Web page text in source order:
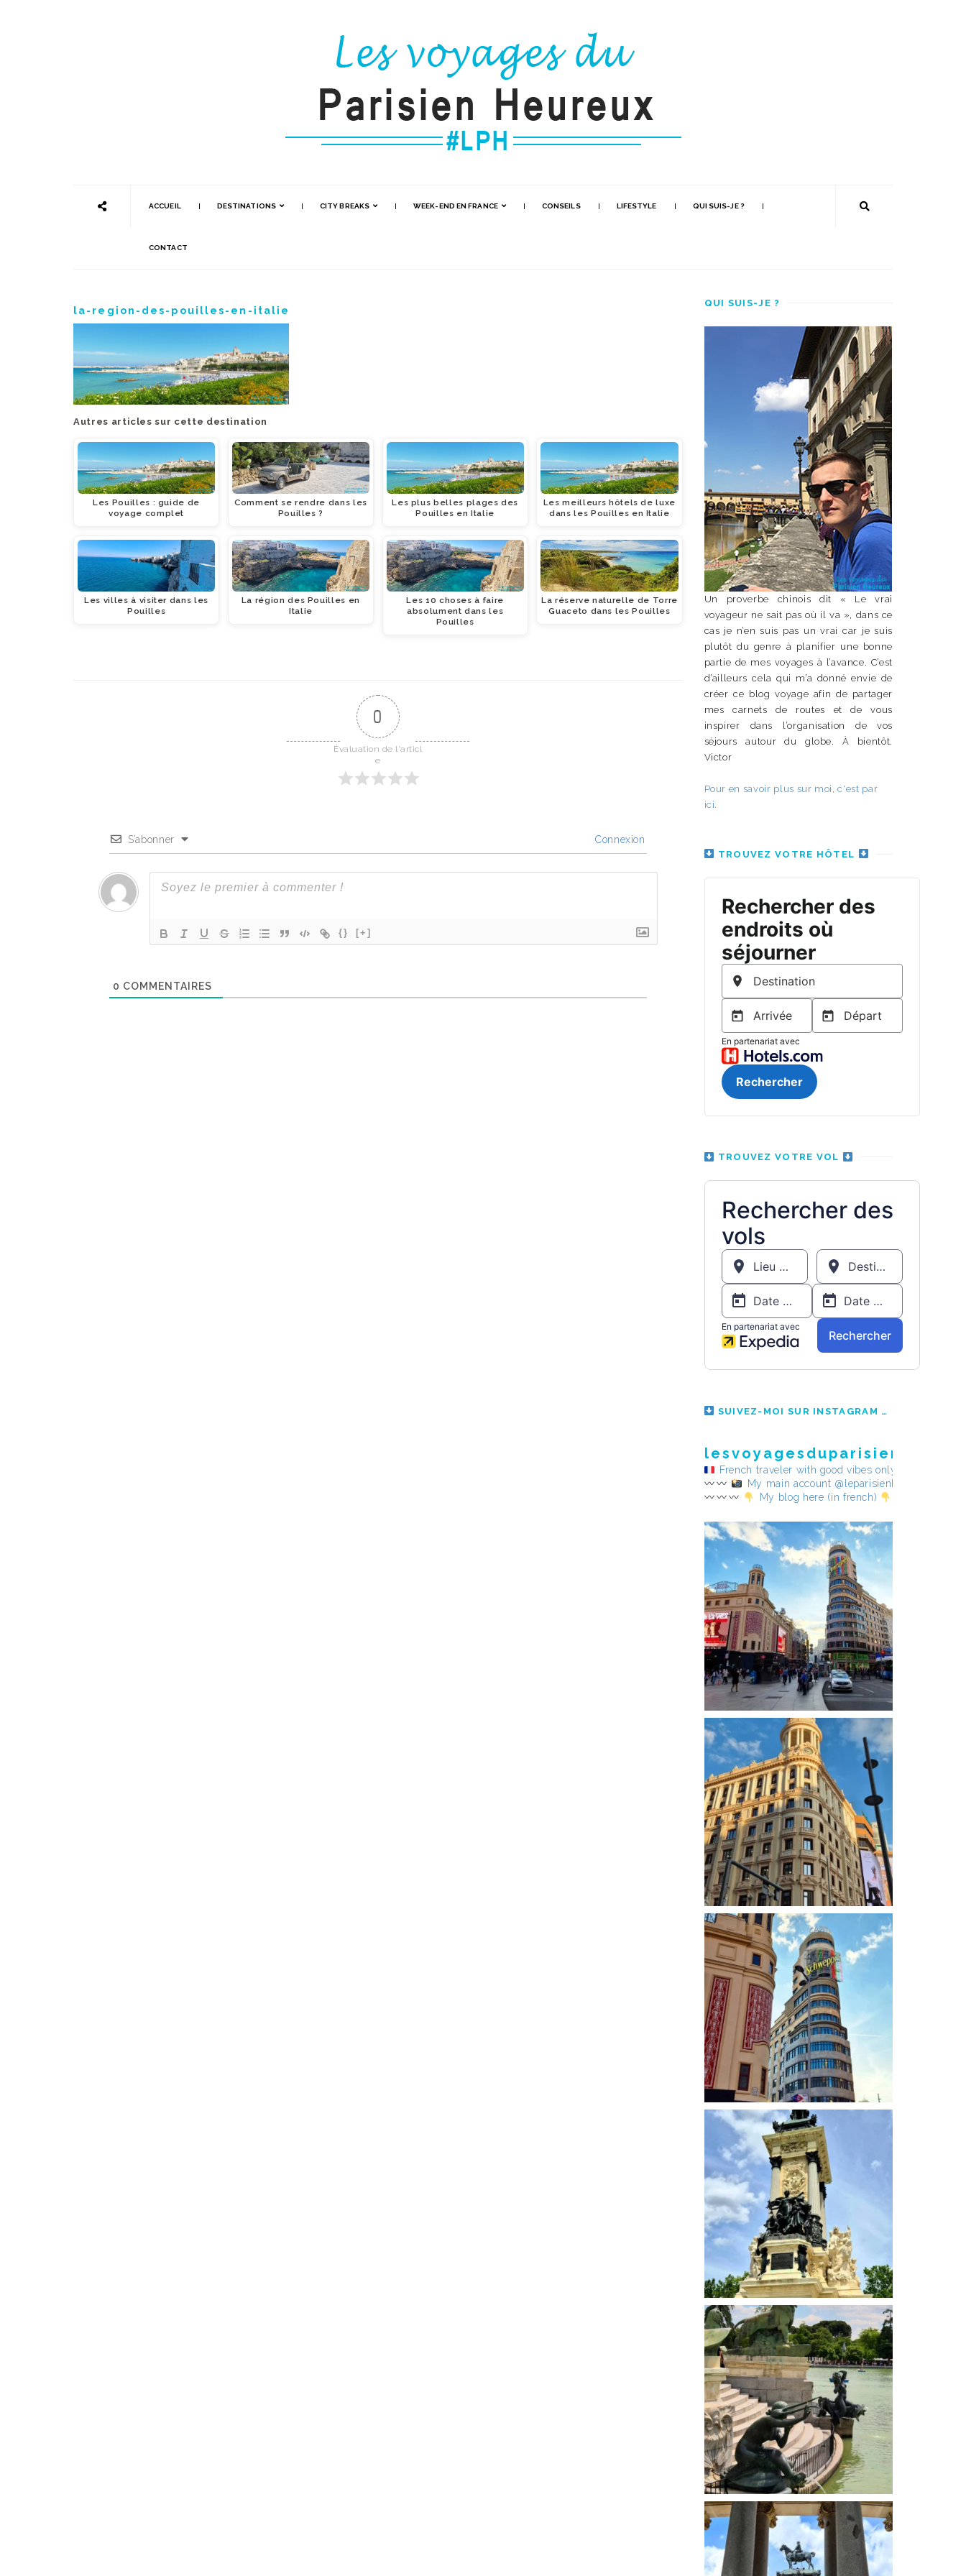
ACCUEIL DESTINATIONS CITY BREAKS WEEK-END EN FRANCE CONSEILS LIFESTYLE QUI SUIS-JE ?
CONTACT
la-region-des-pouilles-en-italie
Autres articles sur cette destination
Les Pouilles : guide de
voyage complet
Les villes à visiter dans les
Pouilles
Comment se rendre dans les
Pouilles ?
La région des Pouilles en
Italie
Les plus belles plages des
Pouilles en Italie
Les 10 choses à faire
absolument dans les
Pouilles
Les meilleurs hôtels de luxe
dans les Pouilles en Italie
La réserve naturelle de Torre
Guaceto dans les Pouilles
0
Évaluation de l'articl
e
S’abonner Connexion
{} [+]
0 COMMENTAIRES
QUI SUIS-JE ?
Un proverbe chinois dit « Le vrai
voyageur ne sait pas où il va », dans ce
cas je n’en suis pas un vrai car je suis
plutôt du genre à planifier une bonne
partie de mes voyages à l’avance. C’est
d’ailleurs cela qui m’a donné envie de
créer ce blog voyage afin de partager
mes carnets de routes et de vous
inspirer dans l’organisation de vos
séjours autour du globe. À bientôt.
Victor
Pour en savoir plus sur moi, c'est par
ici.
TROUVEZ VOTRE HÔTEL
TROUVEZ VOTRE VOL
SUIVEZ-MOI SUR INSTAGRAM
French traveler with good vibes only
My main account @leparisienheureux
My blog here (in french)